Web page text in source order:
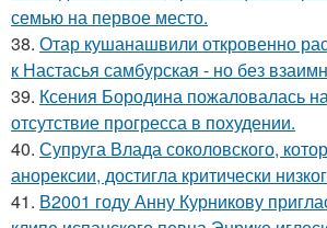
семью на первое место.
38. Отар кушанашвили откровенно
к Настасья самбурская - но без
39. Ксения Бородина пожаловалась
отсутствие прогресса в похудении.
40. Супруга Влада соколовского,
анорексии, достигла критически
41. В2001 году Анну Курникову